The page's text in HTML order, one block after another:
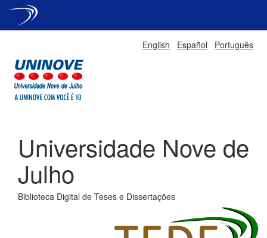
English Español Português
Universidade Nove de
Julho
Biblioteca Digital de Teses e Dissertações